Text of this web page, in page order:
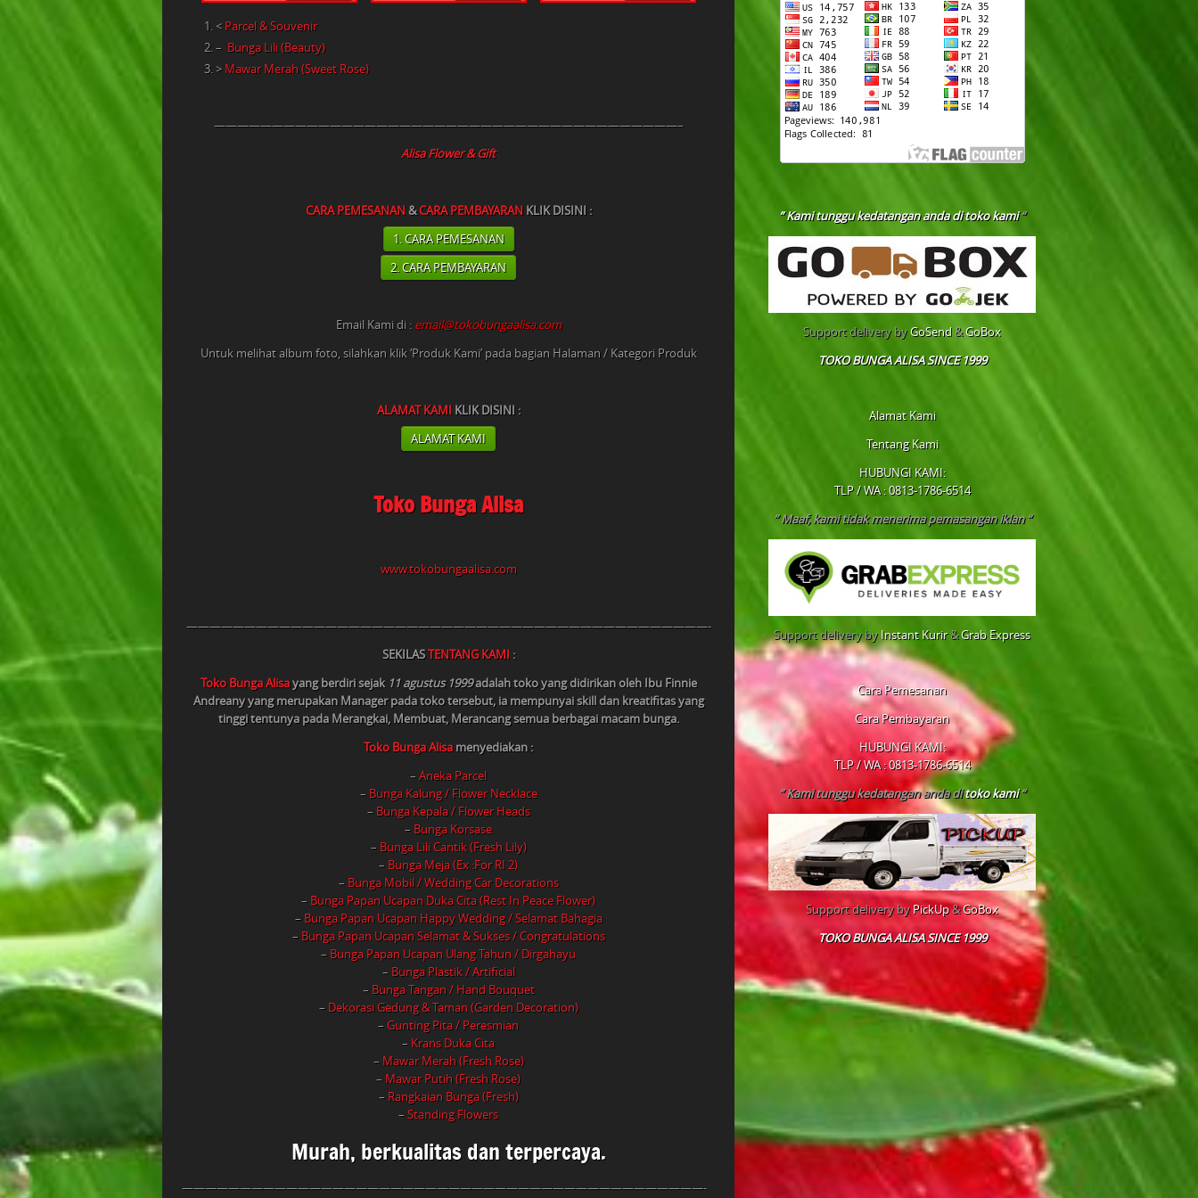
< Parcel & Souvenir
– Bunga Lili (Beauty)
> Mawar Merah (Sweet Rose)
————————————————————————————————————————–
Alisa Flower & Gift
CARA PEMESANAN &CARA PEMBAYARAN KLIK DISINI :
1. CARA PEMESANAN
2. CARA PEMBAYARAN
Email Kami di : email@tokobungaalisa.com
Untuk melihat album foto, silahkan klik ‘Produk Kami’ pada bagian Halaman / Kategori Produk
ALAMAT KAMI KLIK DISINI :
ALAMAT KAMI
Toko Bunga Alisa
www.tokobungaalisa.com
—————————————————————————————————————————————-
SEKILASTENTANG KAMI :
Toko Bunga Alisayang berdiri sejak 11 agustus 1999adalah toko yang didirikan oleh Ibu Finnie
Andreany yang merupakan Manager pada toko tersebut, ia mempunyai skill dan kreatifitas yang
tinggi tentunya pada Merangkai, Membuat, Merancang semua berbagai macam bunga.
Toko Bunga Alisamenyediakan :
– Aneka Parcel
– Bunga Kalung / Flower Necklace
– Bunga Kepala / Flower Heads
– Bunga Korsase
– Bunga Lili Cantik (Fresh Lily)
– Bunga Meja (Ex :For RI 2)
– Bunga Mobil / Wedding Car Decorations
– Bunga Papan Ucapan Duka Cita (Rest In Peace Flower)
– Bunga Papan Ucapan Happy Wedding / Selamat Bahagia
– Bunga Papan Ucapan Selamat & Sukses / Congratulations
– Bunga Papan Ucapan Ulang Tahun / Dirgahayu
– Bunga Plastik / Artificial
– Bunga Tangan / Hand Bouquet
– Dekorasi Gedung & Taman (Garden Decoration)
– Gunting Pita / Peresmian
– Krans Duka Cita
– Mawar Merah (Fresh Rose)
– Mawar Putih (Fresh Rose)
– Rangkaian Bunga (Fresh)
– Standing Flowers
Murah, berkualitas dan terpercaya.
—————————————————————————————————————————————-
” Kami tunggu kedatangan anda ditoko kami“
Support delivery byGoSend &GoBox
TOKO BUNGA ALISA SINCE 1999
Alamat Kami
Tentang Kami
HUBUNGI KAMI:
TLP / WA : 0813-1786-6514
” Maaf, kami tidak menerima pemasangan iklan “
Support delivery by Instant Kurir&Grab Express
Cara Pemesanan
Cara Pembayaran
HUBUNGI KAMI:
TLP / WA : 0813-1786-6514
” Kami tunggu kedatangan anda ditoko kami“
Support delivery by PickUp&GoBox
TOKO BUNGA ALISA SINCE 1999